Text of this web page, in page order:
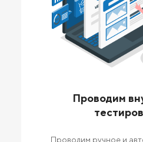
Проводим
Проводим ручное и